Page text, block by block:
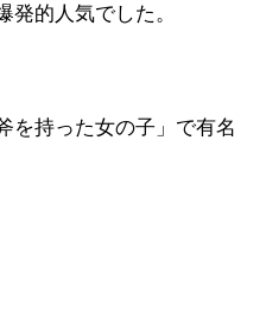
発的人気でした。
を持った女の子」で有名